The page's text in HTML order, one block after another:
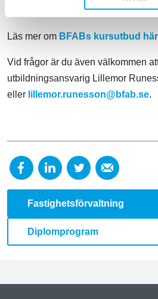
utvecklas och ta ytterligare ett steg i
Läs mer om BFABs kursutbud här
Vid frågor är du även välkommen
utbildningsansvarig Lillemor
eller lillemor.runesson@bfab.se.
Fastighetsförvaltning
Diplomprogram